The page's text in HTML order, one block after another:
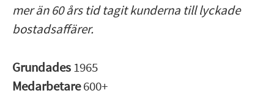
mer än 60 års tid tagit kunderna till lyckade
bostadsaffärer.
Grundades1965
Medarbetare600+